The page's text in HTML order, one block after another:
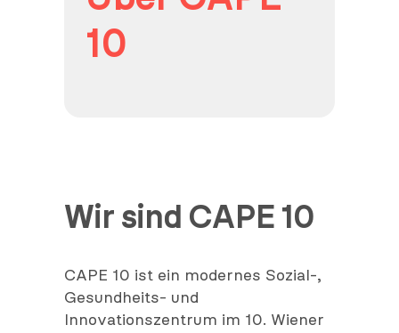
10
Wir sind CAPE 10
CAPE 10 ist ein modernes Sozial-,
Gesundheits- und
Innovationszentrum im 10. Wiener